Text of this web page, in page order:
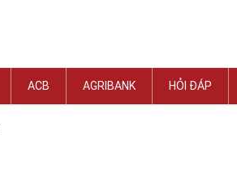
ACB AGRIBANK HỎI ĐÁP